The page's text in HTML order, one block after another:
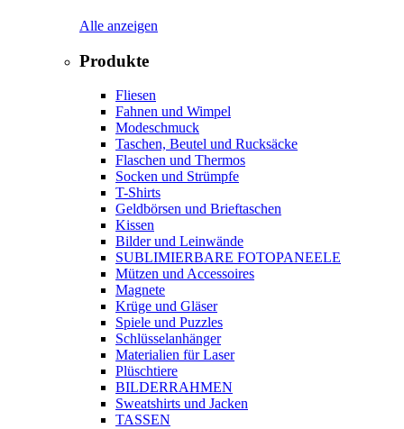
Alle anzeigen
Produkte
Fliesen
Fahnen und Wimpel
Modeschmuck
Taschen, Beutel und Rucksäcke
Flaschen und Thermos
Socken und Strümpfe
T-Shirts
Geldbörsen und Brieftaschen
Kissen
Bilder und Leinwände
SUBLIMIERBARE FOTOPANEELE
Mützen und Accessoires
Magnete
Krüge und Gläser
Spiele und Puzzles
Schlüsselanhänger
Materialien für Laser
Plüschtiere
BILDERRAHMEN
Sweatshirts und Jacken
TASSEN